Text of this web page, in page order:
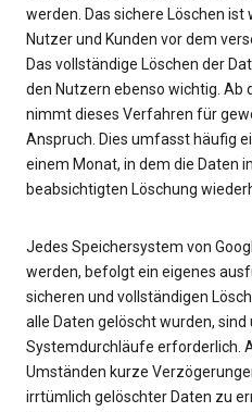
werden. Das sichere Löschen
Nutzer und Kunden vor dem
Das vollständige Löschen der
den Nutzern ebenso wichtig. Ab
nimmt dieses Verfahren für
Anspruch. Dies umfasst häufig
einem Monat, in dem die Daten
beabsichtigten Löschung
Jedes Speichersystem von
werden, befolgt ein eigenes
sicheren und vollständigen
alle Daten gelöscht wurden,
Systemdurchläufe erforderlich.
Umständen kurze
irrtümlich gelöschter Daten zu